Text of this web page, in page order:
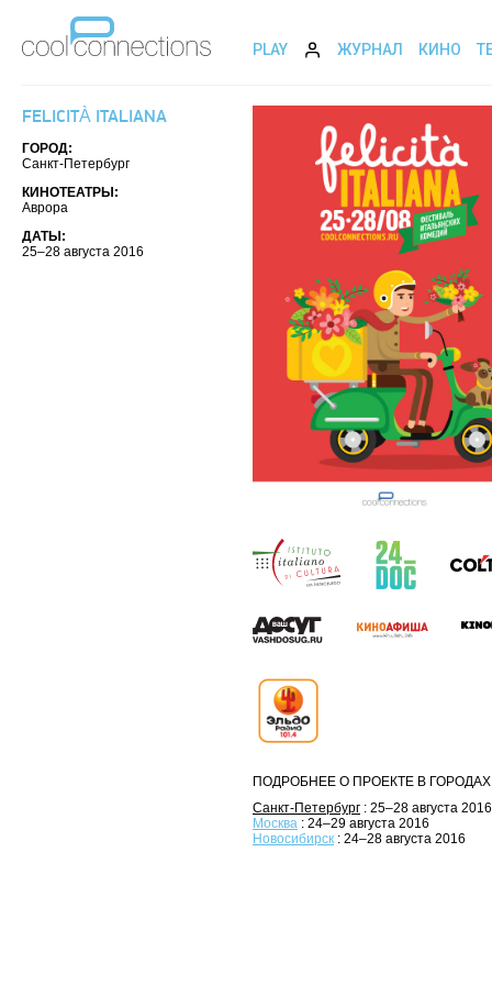
PLAY ЖУРНАЛ КИНО
FELICITÀ ITALIANA
ГОРОД:
Санкт-Петербург
КИНОТЕАТРЫ:
Аврора
ДАТЫ:
25–28 августа 2016
ПОДРОБНЕЕ О ПРОЕКТЕ В
Санкт-Петербург : 25–28 августа 2016
Москва : 24–29 августа 2016
Новосибирск : 24–28 августа 2016